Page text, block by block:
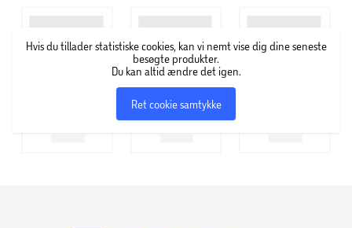
Hvis du tillader statistiske cookies, kan vi nemt vise dig dine seneste
besøgte produkter.
Du kan altid ændre det igen.
Ret cookie samtykke